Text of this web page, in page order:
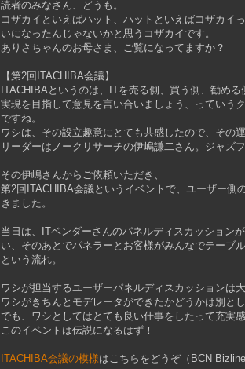
読者のみなさん、どうも。
コザカイといえばハット、ハットといえばコザカイ
いになったんじゃないかと思うコザカイです。
ありさちゃんのお母さま、ご覧になってますか？
【第2回ITACHIBA会議】
ITACHIBAというのは、ITを売る側、買う側、勧め
実現を目指して意見を言い合いましょう、っていう
ですね。
ワシは、その設立趣意にとても共感したので、その
リーダーはノークリサーチの伊嶋謙二さん。ジャズ
その伊嶋さんからご依頼いただき、
第2回ITACHIBA会議というイベントで、ユーザー側
きました。
当日は、ITベンダーさんのパネルディスカッション
い、そのあとでパネラーとお客様がみんなでテーブ
という流れ。
ワシが担当するユーザーパネルディスカッションは
ワシがきちんとモデレータができたかどうかは別と
でも、ワシとしてはとても良い仕事をしたって充実感
このイベントは伝説になるはず！
ITACHIBA会議の模様はこちらをどうぞ（BCN Bizline